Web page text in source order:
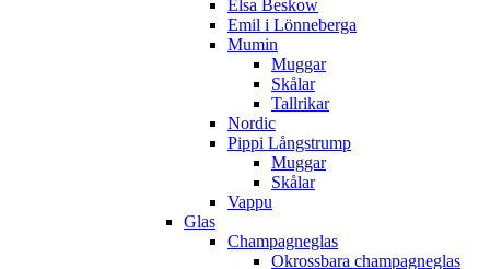
Elsa Beskow
Emil i Lönneberga
Mumin
Muggar
Skålar
Tallrikar
Nordic
Pippi Långstrump
Muggar
Skålar
Vappu
Glas
Champagneglas
Okrossbara champagneglas